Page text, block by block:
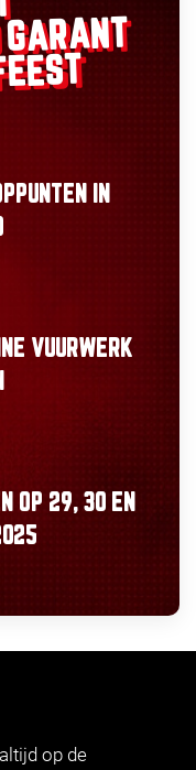
GARANT
IN
VUURWERK
OP 29, 30 EN
op de